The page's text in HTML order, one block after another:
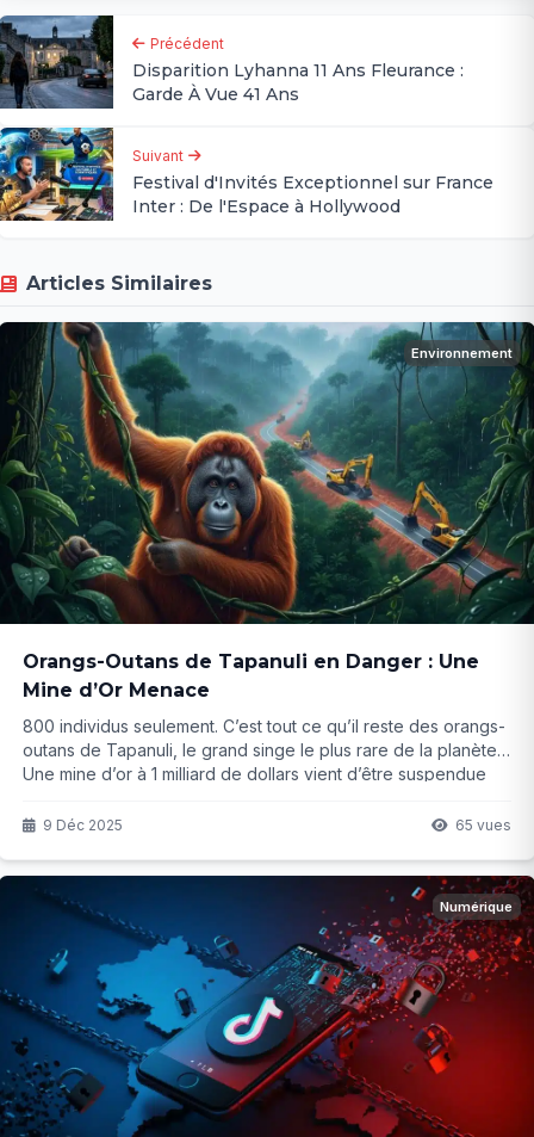
Précédent
Disparition Lyhanna 11 Ans Fleurance :
Garde À Vue 41 Ans
Suivant
Festival d'Invités Exceptionnel sur France
Inter : De l'Espace à Hollywood
Articles Similaires
Environnement
Orangs-Outans de Tapanuli en Danger : Une
Mine d’Or Menace
800 individus seulement. C’est tout ce qu’il reste des orangs-
outans de Tapanuli, le grand singe le plus rare de la planète.
Une mine d’or à 1 milliard de dollars vient d’être suspendue
Victoire définitive ou simple répit ? La suite va vous
9 Déc 2025 65 vues
Numérique